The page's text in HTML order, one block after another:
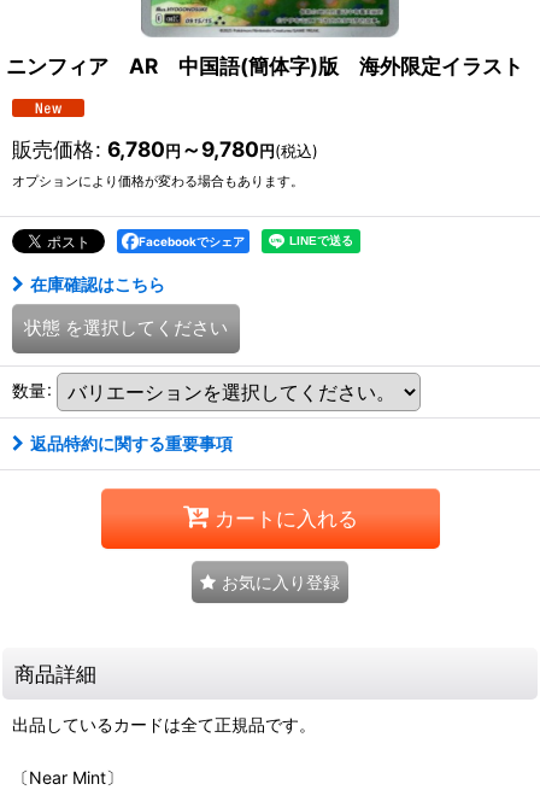
ニンフィア AR 中国語(簡体字)版 海外限定イラスト
販売価格: 6,780円 ～9,780円(税込)
オプションにより価格が変わる場合もあります。
Facebookでシェア
在庫確認はこちら
状態 を選択してください
数量:
返品特約に関する重要事項
カートに入れる
お気に入り登録
商品詳細
出品しているカードは全て正規品です。
〔Near Mint〕